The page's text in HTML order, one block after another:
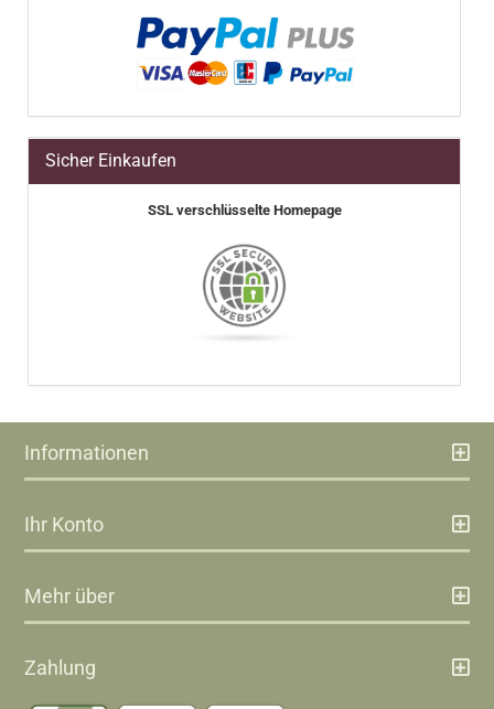
Sicher Einkaufen
SSL verschlüsselte Homepage
Informationen
Ihr Konto
Mehr über
Zahlung